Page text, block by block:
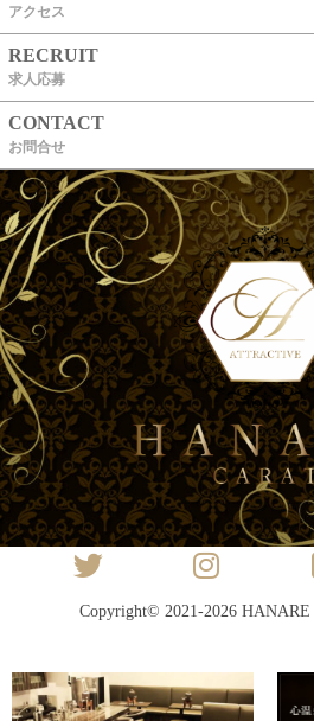
アクセス
RECRUIT
求人応募
CONTACT
お問合せ
Copyright© 2021-2026 HANARE